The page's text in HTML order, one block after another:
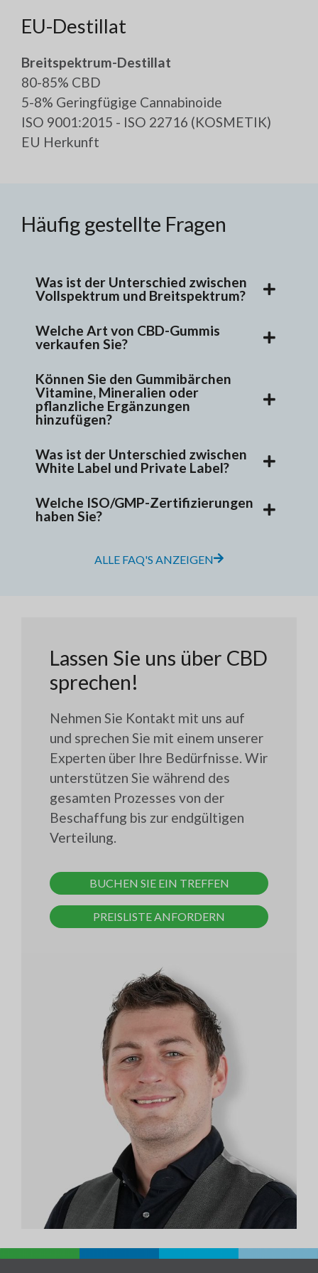
EU-Destillat
Breitspektrum-Destillat
80-85% CBD
5-8% Geringfügige Cannabinoide
ISO 9001:2015 - ISO 22716 (KOSMETIK)
EU Herkunft
Häufig gestellte Fragen
Was ist der Unterschied zwischen
Vollspektrum und Breitspektrum?
Welche Art von CBD-Gummis
verkaufen Sie?
Können Sie den Gummibärchen
Vitamine, Mineralien oder
pflanzliche Ergänzungen
hinzufügen?
Was ist der Unterschied zwischen
White Label und Private Label?
Welche ISO/GMP-Zertifizierungen
haben Sie?
ALLE FAQ'S ANZEIGEN
Lassen Sie uns über CBD
sprechen!
Nehmen Sie Kontakt mit uns auf
und sprechen Sie mit einem unserer
Experten über Ihre Bedürfnisse. Wir
unterstützen Sie während des
gesamten Prozesses von der
Beschaffung bis zur endgültigen
Verteilung.
BUCHEN SIE EIN TREFFEN
PREISLISTE ANFORDERN